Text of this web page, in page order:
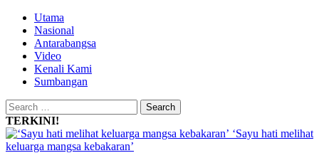
Skip
content
Primary
Menu
Utama
Nasional
Antarabangsa
Video
Kenali Kami
Sumbangan
Search
for:
TERKINI!
‘Sayu hati melihat
keluarga mangsa kebakaran’